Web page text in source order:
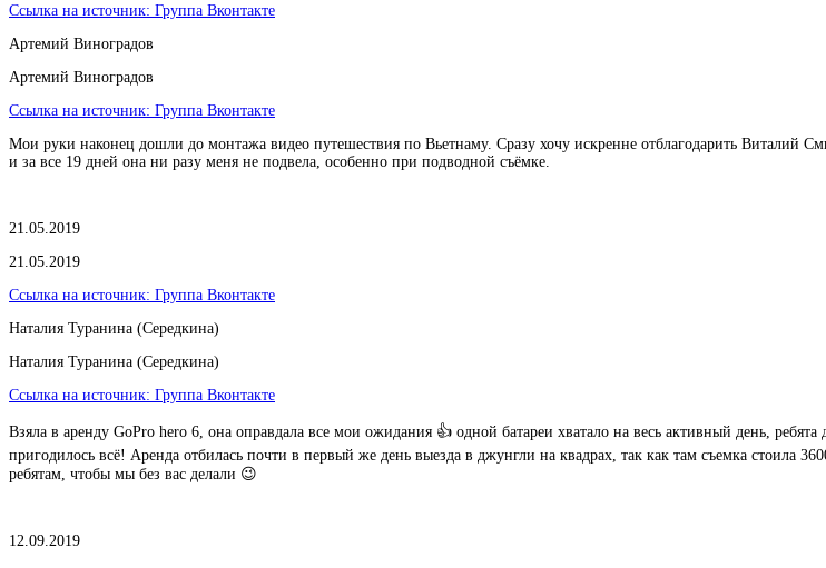
Ссылка на источник: Группа Вконтакте
Артемий Виноградов
Артемий Виноградов
Ссылка на источник: Группа Вконтакте
Мои руки наконец дошли до монтажа видео путешествия по Вьетнаму. Сразу хочу искренне отблагодарить Виталий
и за все 19 дней она ни разу меня не подвела, особенно при подводной съёмке.
21.05.2019
21.05.2019
Ссылка на источник: Группа Вконтакте
Наталия Туранина (Середкина)
Наталия Туранина (Середкина)
Ссылка на источник: Группа Вконтакте
Взяла в аренду GoPro hero 6, она оправдала все мои ожидания 👍 одной батареи хватало на весь активный день,
пригодилось всё! Аренда отбилась почти в первый же день выезда в джунгли на квадрах, так как там съемка стоила
ребятам, чтобы мы без вас делали 😉
12.09.2019